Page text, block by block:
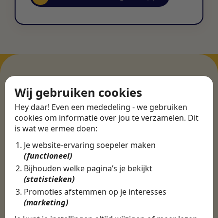
Wij gebruiken cookies
Hey daar! Even een mededeling - we gebruiken
cookies om informatie over jou te verzamelen. Dit
is wat we ermee doen:
Je website-ervaring soepeler maken
(functioneel)
Bijhouden welke pagina’s je bekijkt
(statistieken)
Promoties afstemmen op je interesses
(marketing)
ERVARINGEN
Martijn vond een
nieuwe baan bij
CBEE
Door Swipe4Work heb ik op een hele
makkelijke, laagdrempelige manier
eigenlijk een hele leuke nieuwe baan
gevonden. Met heel veel nieuwe